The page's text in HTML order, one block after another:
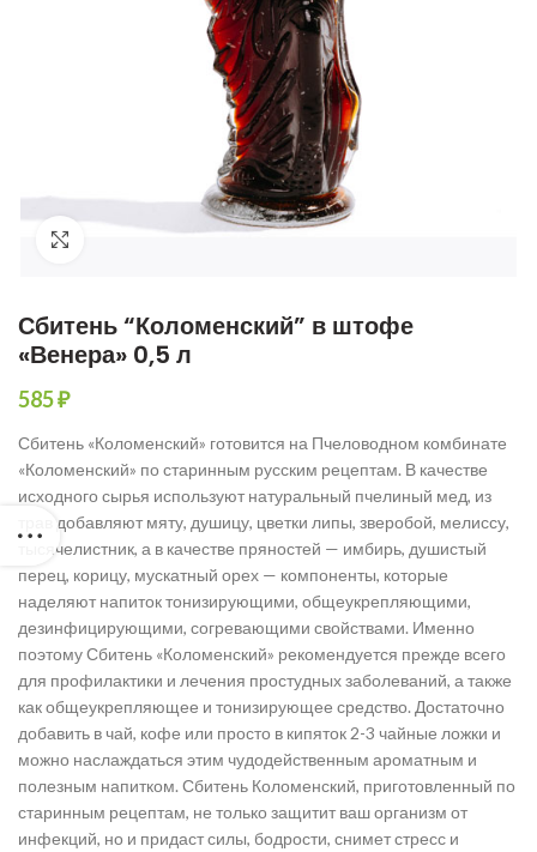
Сбитень “Коломенский” в штофе
«Венера» 0,5 л
585₽
Сбитень «Коломенский» готовится на Пчеловодном комбинате
«Коломенский» по старинным русским рецептам. В качестве
исходного сырья используют натуральный пчелиный мед, из
трав добавляют мяту, душицу, цветки липы, зверобой, мелиссу,
тысячелистник, а в качестве пряностей — имбирь, душистый
перец, корицу, мускатный орех — компоненты, которые
наделяют напиток тонизирующими, общеукрепляющими,
дезинфицирующими, согревающими свойствами. Именно
поэтому Сбитень «Коломенский» рекомендуется прежде всего
для профилактики и лечения простудных заболеваний, а также
как общеукрепляющее и тонизирующее средство. Достаточно
добавить в чай, кофе или просто в кипяток 2-3 чайные ложки и
можно наслаждаться этим чудодейственным ароматным и
полезным напитком. Сбитень Коломенский, приготовленный по
старинным рецептам, не только защитит ваш организм от
инфекций, но и придаст силы, бодрости, снимет стресс и